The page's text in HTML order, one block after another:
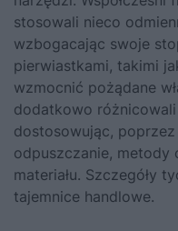
stosowali nieco
wzbogacając swoje
pierwiastkami, takimi
wzmocnić pożądane
dodatkowo
dostosowując,
odpuszczanie, metody
materiału. Szczegóły
tajemnice handlowe.